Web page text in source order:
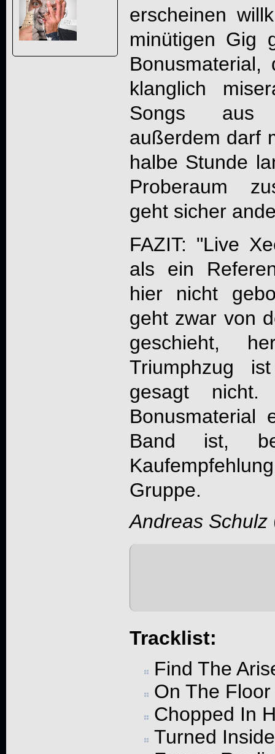
erscheinen
minütigen Gig
klanglich
Songs aus
außerdem darf
halbe Stunde
Proberaum
geht sicher
FAZIT: "Live
als ein
hier nicht
geht zwar von
geschieht,
Triumphzug
gesagt
Band ist,
Gruppe.
Andreas Schulz
Tracklist:
Find The
On The Floor
Chopped In
Turned